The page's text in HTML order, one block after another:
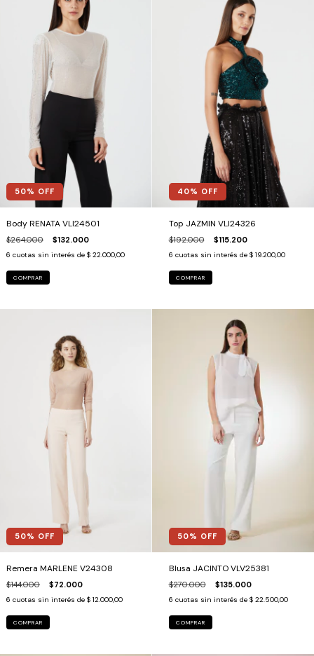
50% OFF
Body RENATA VLI24501
$264.000 $132.000
6 cuotas sin interés de $ 22.000,00
COMPRAR
40% OFF
Top JAZMIN VLI24326
$192.000 $115.200
6 cuotas sin interés de $ 19.200,00
COMPRAR
50% OFF
Remera MARLENE V24308
$144.000 $72.000
6 cuotas sin interés de $ 12.000,00
COMPRAR
50% OFF
Blusa JACINTO VLV25381
$270.000 $135.000
6 cuotas sin interés de $ 22.500,00
COMPRAR